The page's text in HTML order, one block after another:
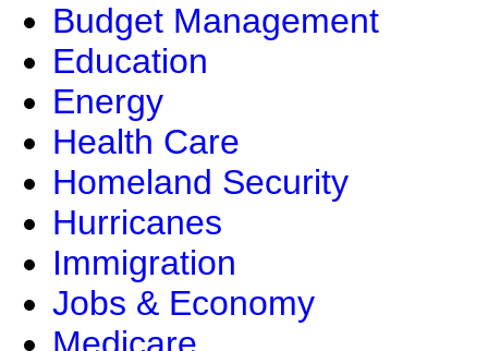
Budget Management
Education
Energy
Health Care
Homeland Security
Hurricanes
Immigration
Jobs & Economy